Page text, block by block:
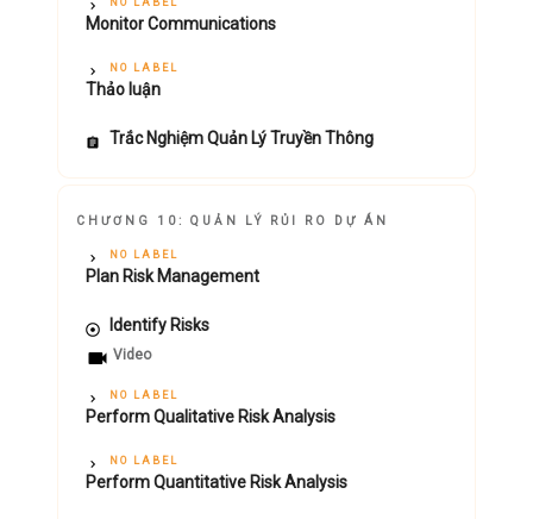
NO LABEL
Monitor Communications
NO LABEL
Thảo luận
Trắc Nghiệm Quản Lý Truyền Thông
CHƯƠNG 10: QUẢN LÝ RỦI RO DỰ ÁN
NO LABEL
Plan Risk Management
Identify Risks
Video
NO LABEL
Perform Qualitative Risk Analysis
NO LABEL
Perform Quantitative Risk Analysis